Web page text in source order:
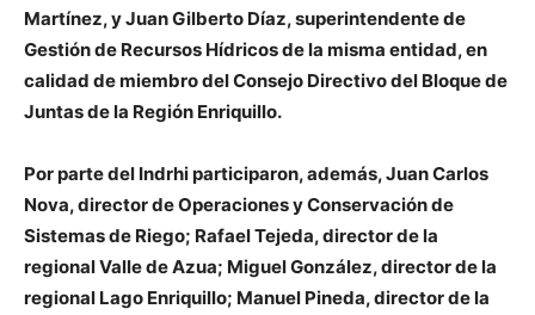
Martínez, y Juan Gilberto Díaz, superintendente de
Gestión de Recursos Hídricos de la misma entidad, en
calidad de miembro del Consejo Directivo del Bloque de
Juntas de la Región Enriquillo.
Por parte del Indrhi participaron, además, Juan Carlos
Nova, director de Operaciones y Conservación de
Sistemas de Riego; Rafael Tejeda, director de la
regional Valle de Azua; Miguel González, director de la
regional Lago Enriquillo; Manuel Pineda, director de la